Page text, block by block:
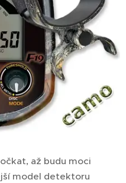
až budu moci
model detektoru